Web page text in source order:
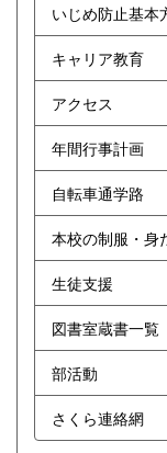
いじめ防止基本
キャリア教育
アクセス
年間行事計画
自転車通学路
本校の制服・身
生徒支援
図書室蔵書一覧
部活動
さくら連絡網